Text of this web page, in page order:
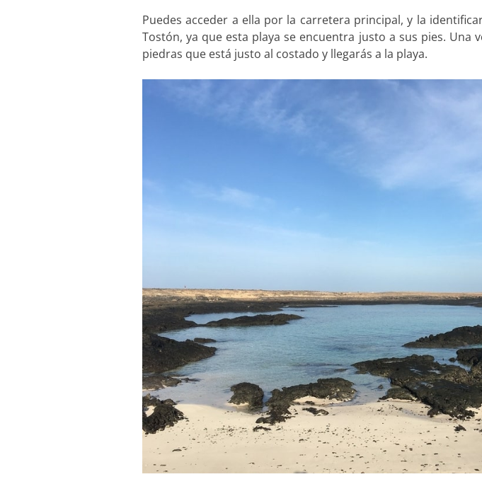
Puedes acceder a ella por la carretera principal, y la
Tostón, ya que esta playa se encuentra justo a sus pies. Una
piedras que está justo al costado y llegarás a la playa.